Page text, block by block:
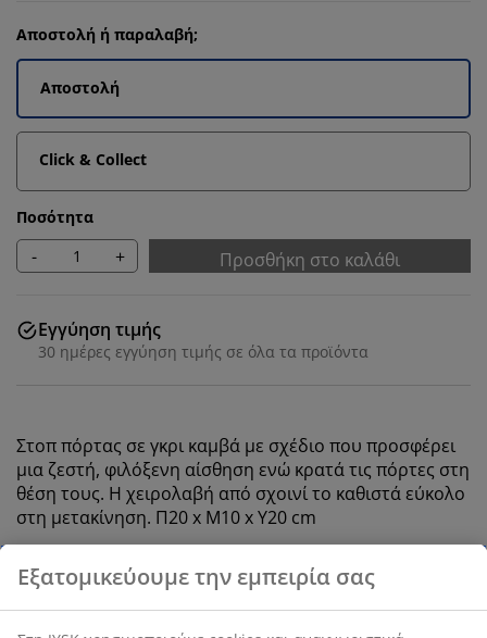
Αποστολή ή παραλαβή;
Αποστολή
Click & Collect
Ποσότητα
- + Προσθήκη στο καλάθι
Εγγύηση τιμής
30 ημέρες εγγύηση τιμής σε όλα τα προϊόντα
Στοπ πόρτας σε γκρι καμβά με σχέδιο που προσφέρει
μια ζεστή, φιλόξενη αίσθηση ενώ κρατά τις πόρτες στη
θέση τους. Η χειρολαβή από σχοινί το καθιστά εύκολο
στη μετακίνηση. Π20 x Μ10 x Υ20 cm
SKU: 4912106